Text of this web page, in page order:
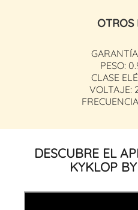
OTROS
PESO:
CLASE
VOLTAJE:
DESCUBRE EL
KYKLOP